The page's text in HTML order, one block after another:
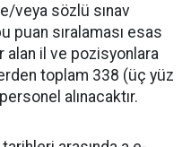
veya sözlü sınav
puan sıralaması esas
alan il ve pozisyonlara
toplam 338 (üç yüz
alınacaktır.